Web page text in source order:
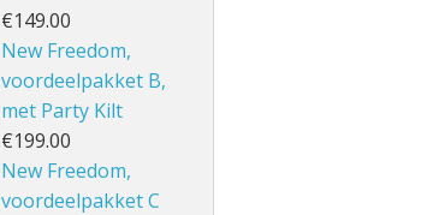
€149.00
New Freedom,
voordeelpakket B,
met Party Kilt
€199.00
New Freedom,
voordeelpakket C